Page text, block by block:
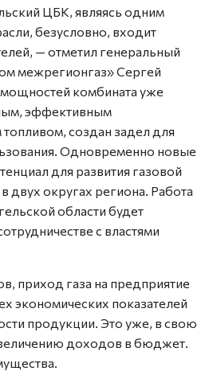
ЦБК, являясь одним
безусловно, входит
— отметил генеральный
межрегионгаз» Сергей
мощностей комбината уже
эффективным
создан задел для
Одновременно новые
для развития газовой
двух округах региона. Работа
области будет
с властями
приход газа на предприятие
экономических показателей
продукции. Это уже, в свою
доходов в бюджет.